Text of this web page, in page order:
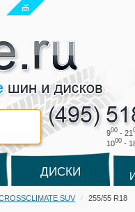
900 - 21
1000 -
ДИСКИ
SUV 255/55 R18